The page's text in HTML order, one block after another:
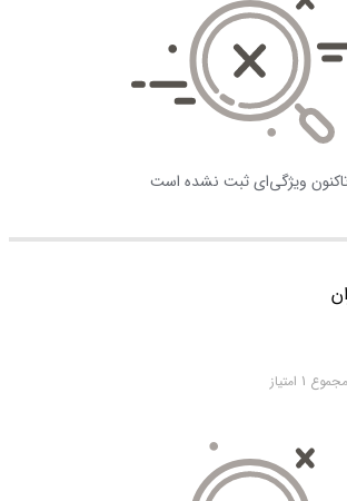
ویژگی‌ای ثبت نشده است
1 امتیاز